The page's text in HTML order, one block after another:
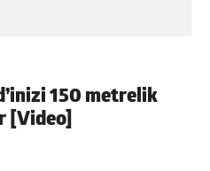
150 metrelik
[Video]